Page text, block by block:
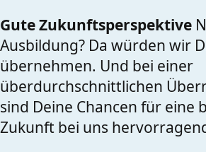
Gute Zukunftsperspektive
Ausbildung? Da würden wir
übernehmen. Und bei einer
überdurchschnittlichen
sind Deine Chancen für eine
Zukunft bei uns